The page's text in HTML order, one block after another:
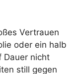
Vertrauen
oder ein halb
Dauer nicht
still gegen